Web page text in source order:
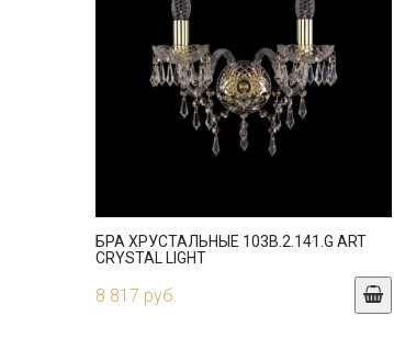
БРА ХРУСТАЛЬНЫЕ 103B.2.141.G ART
CRYSTAL LIGHT
8 817 руб.